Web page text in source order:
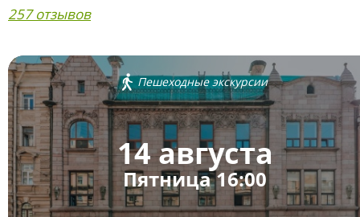
257 отзывов
Пешеходные экскурсии
14 августа
Пятница 16:00